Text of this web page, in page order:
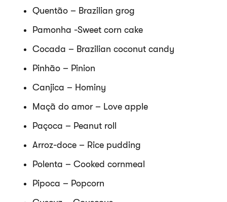
Quentão – Brazilian grog
Pamonha -Sweet corn cake
Cocada – Brazilian coconut candy
Pinhão – Pinion
Canjica – Hominy
Maçã do amor – Love apple
Paçoca – Peanut roll
Arroz-doce – Rice pudding
Polenta – Cooked cornmeal
Pipoca – Popcorn